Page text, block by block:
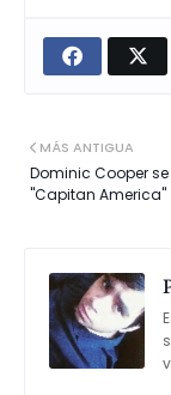
MÁS ANTIGUA
Dominic Cooper
"Capitan America"